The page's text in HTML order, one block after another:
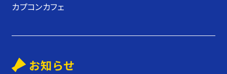
カプコンカフェ
お知らせ